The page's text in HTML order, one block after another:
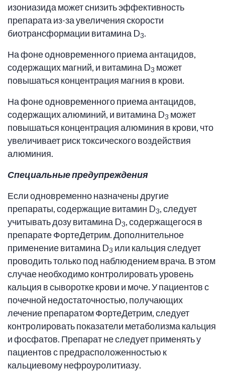
изониазида может снизить эффективность
препарата из-за увеличения скорости
биотрансформации витамина D3.
На фоне одновременного приема антацидов,
содержащих магний, и витамина D3 может
повышаться концентрация магния в крови.
На фоне одновременного приема антацидов,
содержащих алюминий, и витамина D3 может
повышаться концентрация алюминия в крови, что
увеличивает риск токсического воздействия
алюминия.
Специальные предупреждения
Если одновременно назначены другие
препараты, содержащие витамин D3, следует
учитывать дозу витамина D3, содержащегося в
препарате ФортеДетрим. Дополнительное
применение витамина D3 или кальция следует
проводить только под наблюдением врача. В этом
случае необходимо контролировать уровень
кальция в сыворотке крови и моче. У пациентов с
почечной недостаточностью, получающих
лечение препаратом ФортеДетрим, следует
контролировать показатели метаболизма кальция
и фосфатов. Препарат не следует применять у
пациентов с предрасположенностью к
кальциевому нефроуролитиазу.